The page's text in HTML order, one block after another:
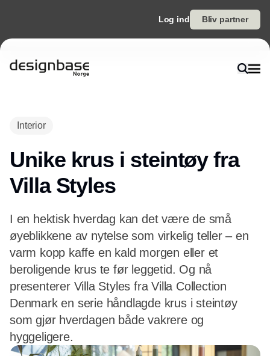
Log ind Bliv partner
Interior
Unike krus i steintøy fra
Villa Styles
I en hektisk hverdag kan det være de små
øyeblikkene av nytelse som virkelig teller – en
varm kopp kaffe en kald morgen eller et
beroligende krus te før leggetid. Og nå
presenterer Villa Styles fra Villa Collection
Denmark en serie håndlagde krus i steintøy
som gjør hverdagen både vakrere og
hyggeligere.